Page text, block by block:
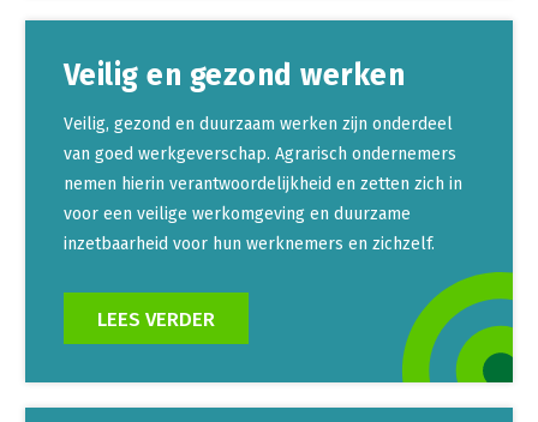
Veilig en gezond werken
Veilig, gezond en duurzaam werken zijn onderdeel
van goed werkgeverschap. Agrarisch ondernemers
nemen hierin verantwoordelijkheid en zetten zich in
voor een veilige werkomgeving en duurzame
inzetbaarheid voor hun werknemers en zichzelf.
LEES VERDER